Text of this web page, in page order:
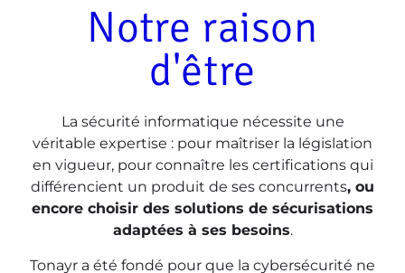
Notre raison
d'être
La sécurité informatique nécessite une
véritable expertise : pour maîtriser la législation
en vigueur, pour connaître les certifications qui
différencient un produit de ses concurrents, ou
encore choisir des solutions de sécurisations
adaptées à ses besoins.
Tonayr a été fondé pour que la cybersécurité ne